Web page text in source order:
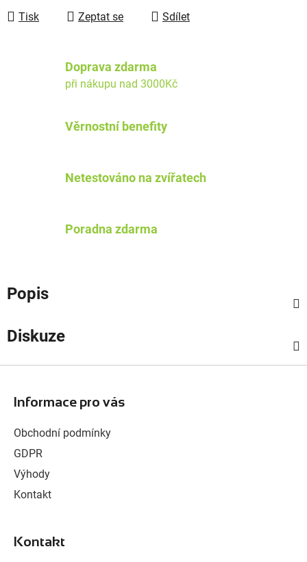
Tisk Zeptat se Sdílet
Doprava zdarma
při nákupu nad 3000Kč
Věrnostní benefity
Netestováno na zvířatech
Poradna zdarma
Popis
Diskuze
Informace pro vás
Obchodní podmínky
GDPR
Výhody
Kontakt
Kontakt